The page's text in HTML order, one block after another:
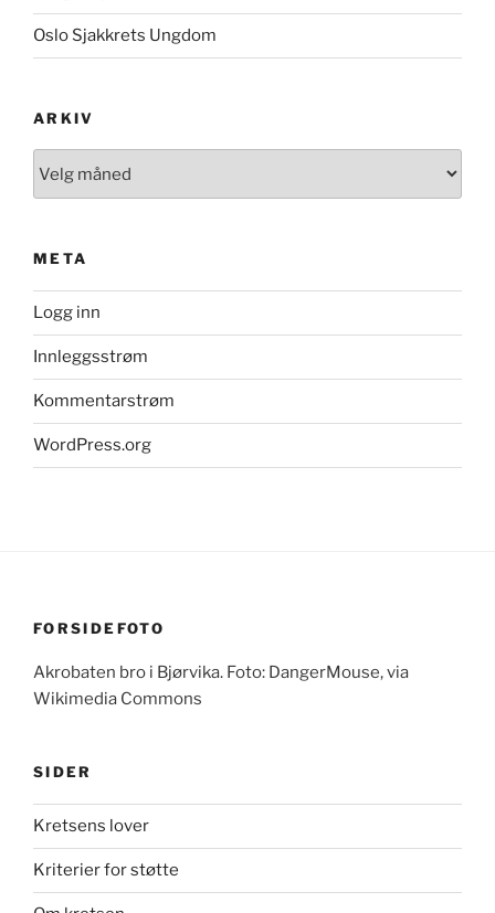
Oslo Sjakkrets Ungdom
ARKIV
META
Logg inn
Innleggsstrøm
Kommentarstrøm
WordPress.org
FORSIDEFOTO
Akrobaten bro i Bjørvika. Foto: DangerMouse, via
Wikimedia Commons
SIDER
Kretsens lover
Kriterier for støtte